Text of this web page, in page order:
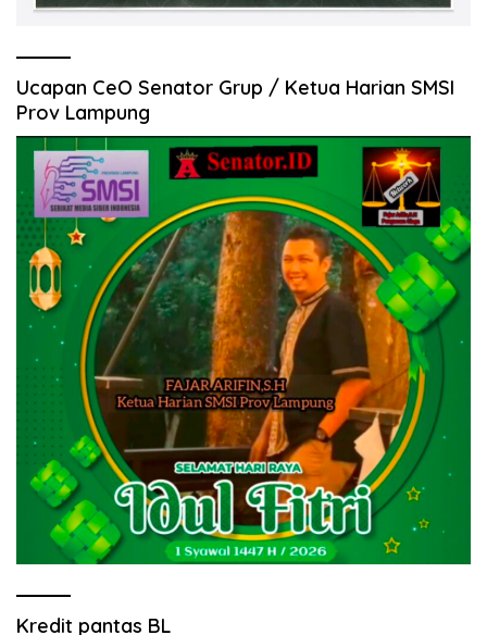
Ucapan CeO Senator Grup / Ketua Harian SMSI
Prov Lampung
Kredit pantas BL